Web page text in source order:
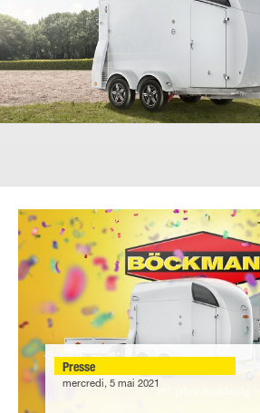
Presse
mercredi, 5 mai 2021